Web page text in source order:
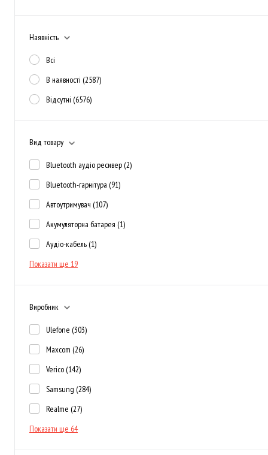
Наявність
Всі
В наявності (2587)
Відсутні (6576)
Вид товару
Bluetooth аудіо ресивер (2)
Bluetooth-гарнітура (91)
Автоутримувач (107)
Акумуляторна батарея (1)
Аудіо-кабель (1)
Показати ще 19
Виробник
Ulefone (303)
Maxcom (26)
Verico (142)
Samsung (284)
Realme (27)
Показати ще 64